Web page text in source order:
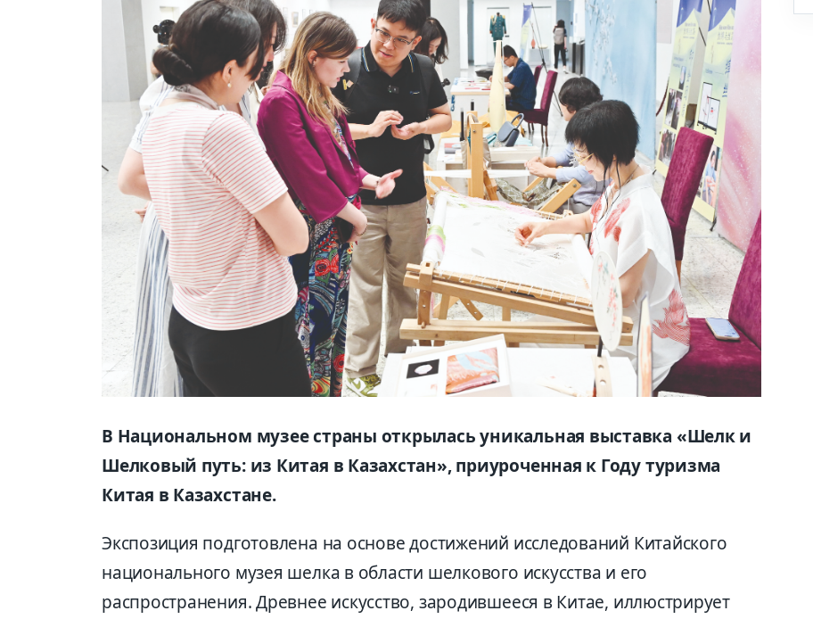
В Национальном музее страны открылась уникальная выставка «Шелк и
Шелковый путь: из Китая в Казахстан», приуроченная к Году туризма
Китая в Казахстане.
Экспозиция подготовлена на основе достижений исследований Китайского
национального музея шелка в области шелкового искусства и его
распространения. Древнее искусство, зародившееся в Китае, иллюстрирует